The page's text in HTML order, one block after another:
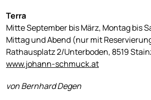
Terra
Mitte September bis März, Montag bis
Mittag und Abend (nur mit
Rathausplatz 2/Unterboden, 8519
www.johann-schmuck.at
von Bernhard Degen